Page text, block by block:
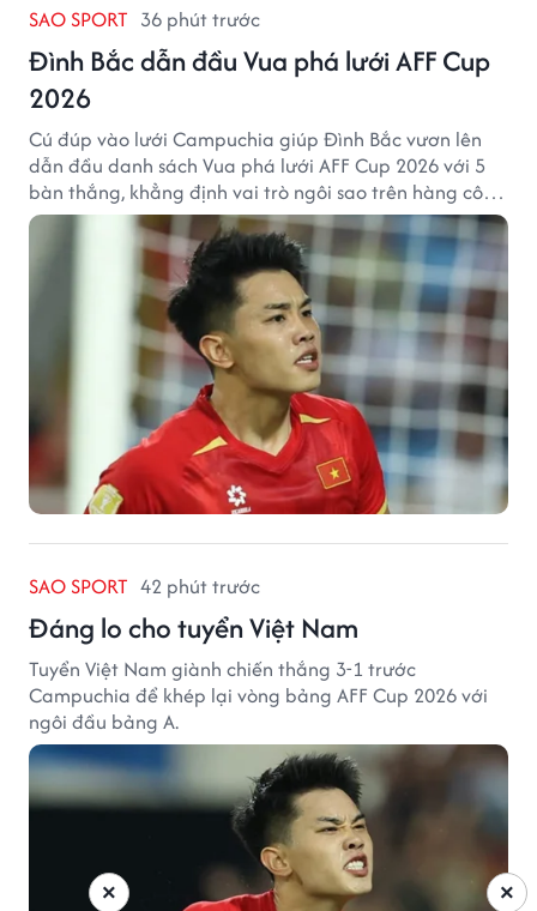
SAO SPORT 36 phút trước
Đình Bắc dẫn đầu Vua phá lưới AFF Cup
2026
Cú đúp vào lưới Campuchia giúp Đình Bắc vươn lên
dẫn đầu danh sách Vua phá lưới AFF Cup 2026 với 5
bàn thắng, khẳng định vai trò ngôi sao trên hàng công
tuyển Việt Nam.
SAO SPORT 42 phút trước
Đáng lo cho tuyển Việt Nam
Tuyển Việt Nam giành chiến thắng 3-1 trước
Campuchia để khép lại vòng bảng AFF Cup 2026 với
ngôi đầu bảng A.
×
×